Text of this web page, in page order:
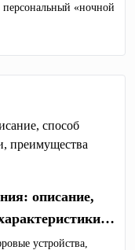
«ночной
описание,
устройства,